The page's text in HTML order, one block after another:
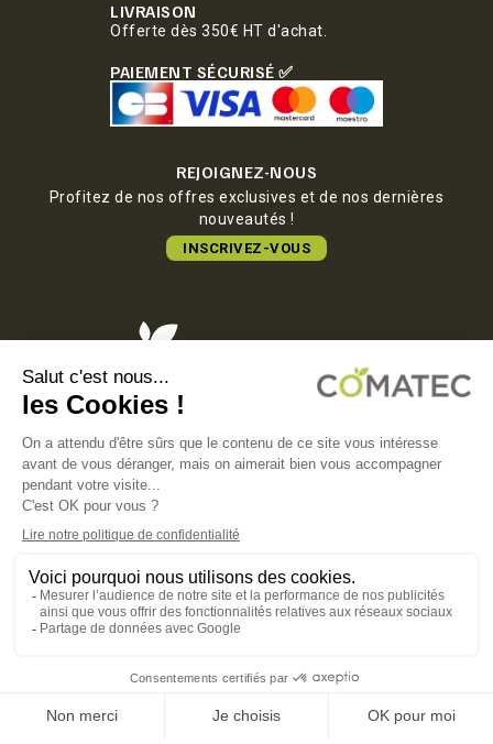
LIVRAISON
Offerte dès 350€ HT d'achat.
PAIEMENT SÉCURISÉ ✅
REJOIGNEZ-NOUS
Profitez de nos offres exclusives et de nos dernières
nouveautés !
INSCRIVEZ-VOUS
COMATEC PACKAGING
Boulevard François-Xavier Fafeur
11000 Carcassonne, FRANCE
MENTIONS LÉGALES
POLITIQUE DE CONFIDENTIALITÉ
POLITIQUE EN MATIÈRE DE COOKIES
CGV